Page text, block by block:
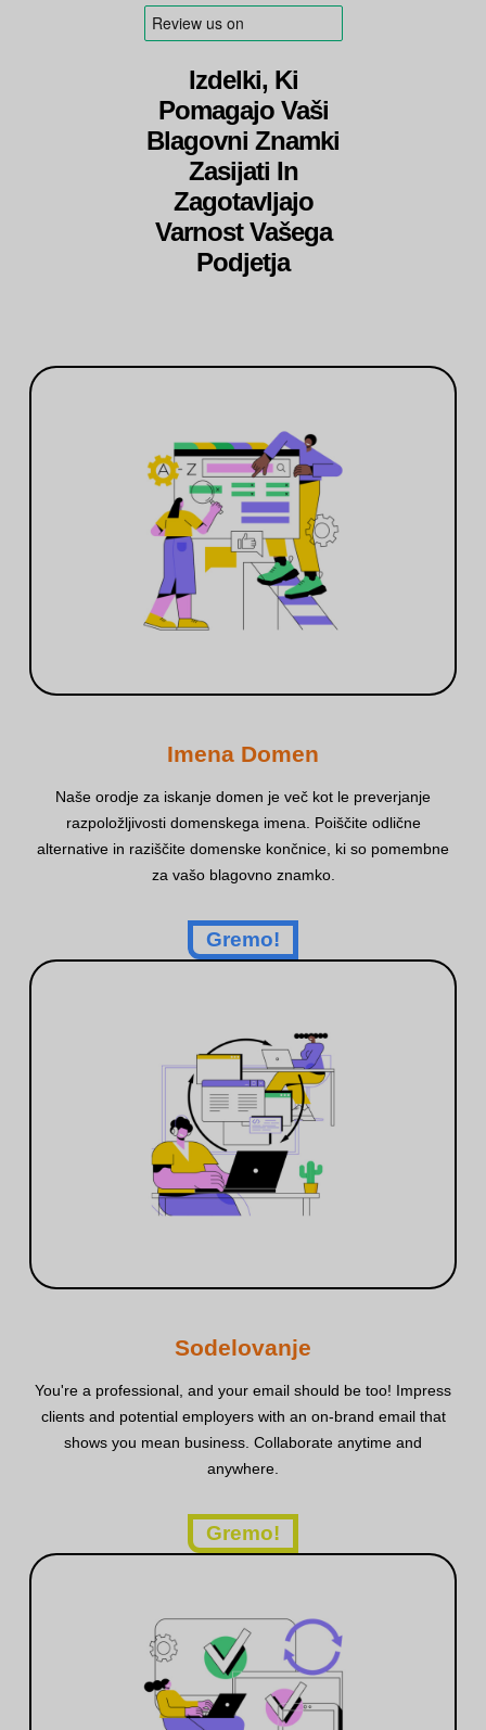
Izdelki, Ki
Pomagajo Vaši
Blagovni Znamki
Zasijati In
Zagotavljajo
Varnost Vašega
Podjetja
Imena Domen
Naše orodje za iskanje domen je več kot le preverjanje
razpoložljivosti domenskega imena. Poiščite odlične
alternative in raziščite domenske končnice, ki so pomembne
za vašo blagovno znamko.
Gremo!
Sodelovanje
You're a professional, and your email should be too! Impress
clients and potential employers with an on‑brand email that
shows you mean business. Collaborate anytime and
anywhere.
Gremo!